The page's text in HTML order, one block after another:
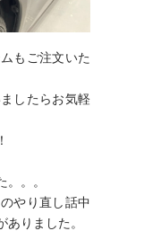
もご注文いた
したらお気軽
。。
やり直し話中
りました。